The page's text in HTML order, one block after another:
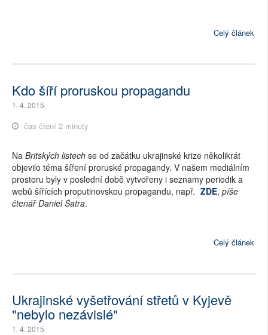
Celý článek
Kdo šíří proruskou propagandu
1. 4. 2015
čas čtení 2 minuty
Na Britských listech se od začátku ukrajinské krize několikrát
objevilo téma šíření proruské propagandy. V našem mediálním
prostoru byly v poslední době vytvořeny i seznamy periodik a
webů šířících proputinovskou propagandu, např. ZDE, píše
čtenář Daniel Šatra.
Celý článek
Ukrajinské vyšetřování střetů v Kyjevě
"nebylo nezávislé"
1. 4. 2015